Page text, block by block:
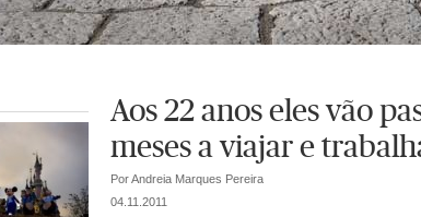
Aos 22 anos eles vão
meses a viajar e
Por Andreia Marques Pereira
04.11.2011